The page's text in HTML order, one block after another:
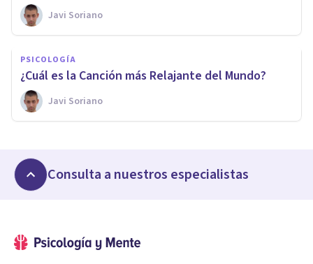
Javi Soriano
PSICOLOGÍA
¿Cuál es la Canción más Relajante del Mundo?
Javi Soriano
Consulta a nuestros especialistas